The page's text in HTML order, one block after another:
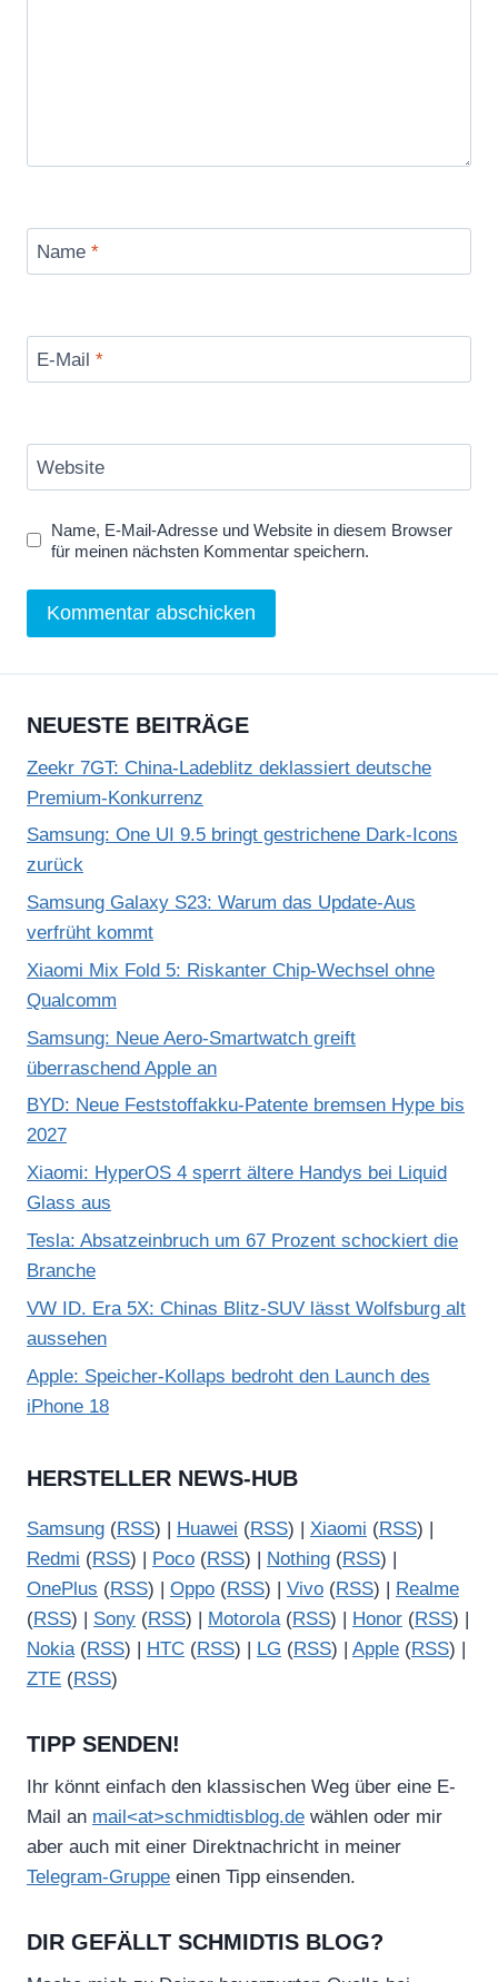
Name *
E-Mail *
Website
Name, E-Mail-Adresse und Website in diesem Browser
für meinen nächsten Kommentar speichern.
NEUESTE BEITRÄGE
Zeekr 7GT: China-Ladeblitz deklassiert deutsche
Premium-Konkurrenz
Samsung: One UI 9.5 bringt gestrichene Dark-Icons
zurück
Samsung Galaxy S23: Warum das Update-Aus
verfrüht kommt
Xiaomi Mix Fold 5: Riskanter Chip-Wechsel ohne
Qualcomm
Samsung: Neue Aero-Smartwatch greift
überraschend Apple an
BYD: Neue Feststoffakku-Patente bremsen Hype bis
2027
Xiaomi: HyperOS 4 sperrt ältere Handys bei Liquid
Glass aus
Tesla: Absatzeinbruch um 67 Prozent schockiert die
Branche
VW ID. Era 5X: Chinas Blitz-SUV lässt Wolfsburg alt
aussehen
Apple: Speicher-Kollaps bedroht den Launch des
iPhone 18
HERSTELLER NEWS-HUB
Samsung (RSS) | Huawei (RSS) | Xiaomi (RSS) |
Redmi (RSS) | Poco (RSS) | Nothing (RSS) |
OnePlus (RSS) | Oppo (RSS) | Vivo (RSS) |
Realme
(RSS) | Sony (RSS) | Motorola(RSS) | Honor (RSS) |
Nokia(RSS) | HTC (RSS) | LG (RSS) | Apple (RSS) |
ZTE (RSS)
TIPP SENDEN!
Ihr könnt einfach den klassischen Weg über eine E-
Mail an mail<at>schmidtisblog.de wählen oder mir
aber auch mit einer Direktnachricht in meiner
Telegram-Gruppe einen Tipp einsenden.
DIR GEFÄLLT SCHMIDTIS BLOG?